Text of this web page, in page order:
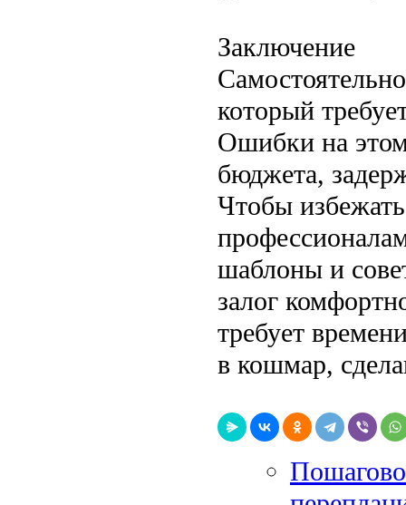
Заключение
который
Ошибки на этом
бюджета,
Чтобы
шаблоны и
залог
требует
в кошмар,